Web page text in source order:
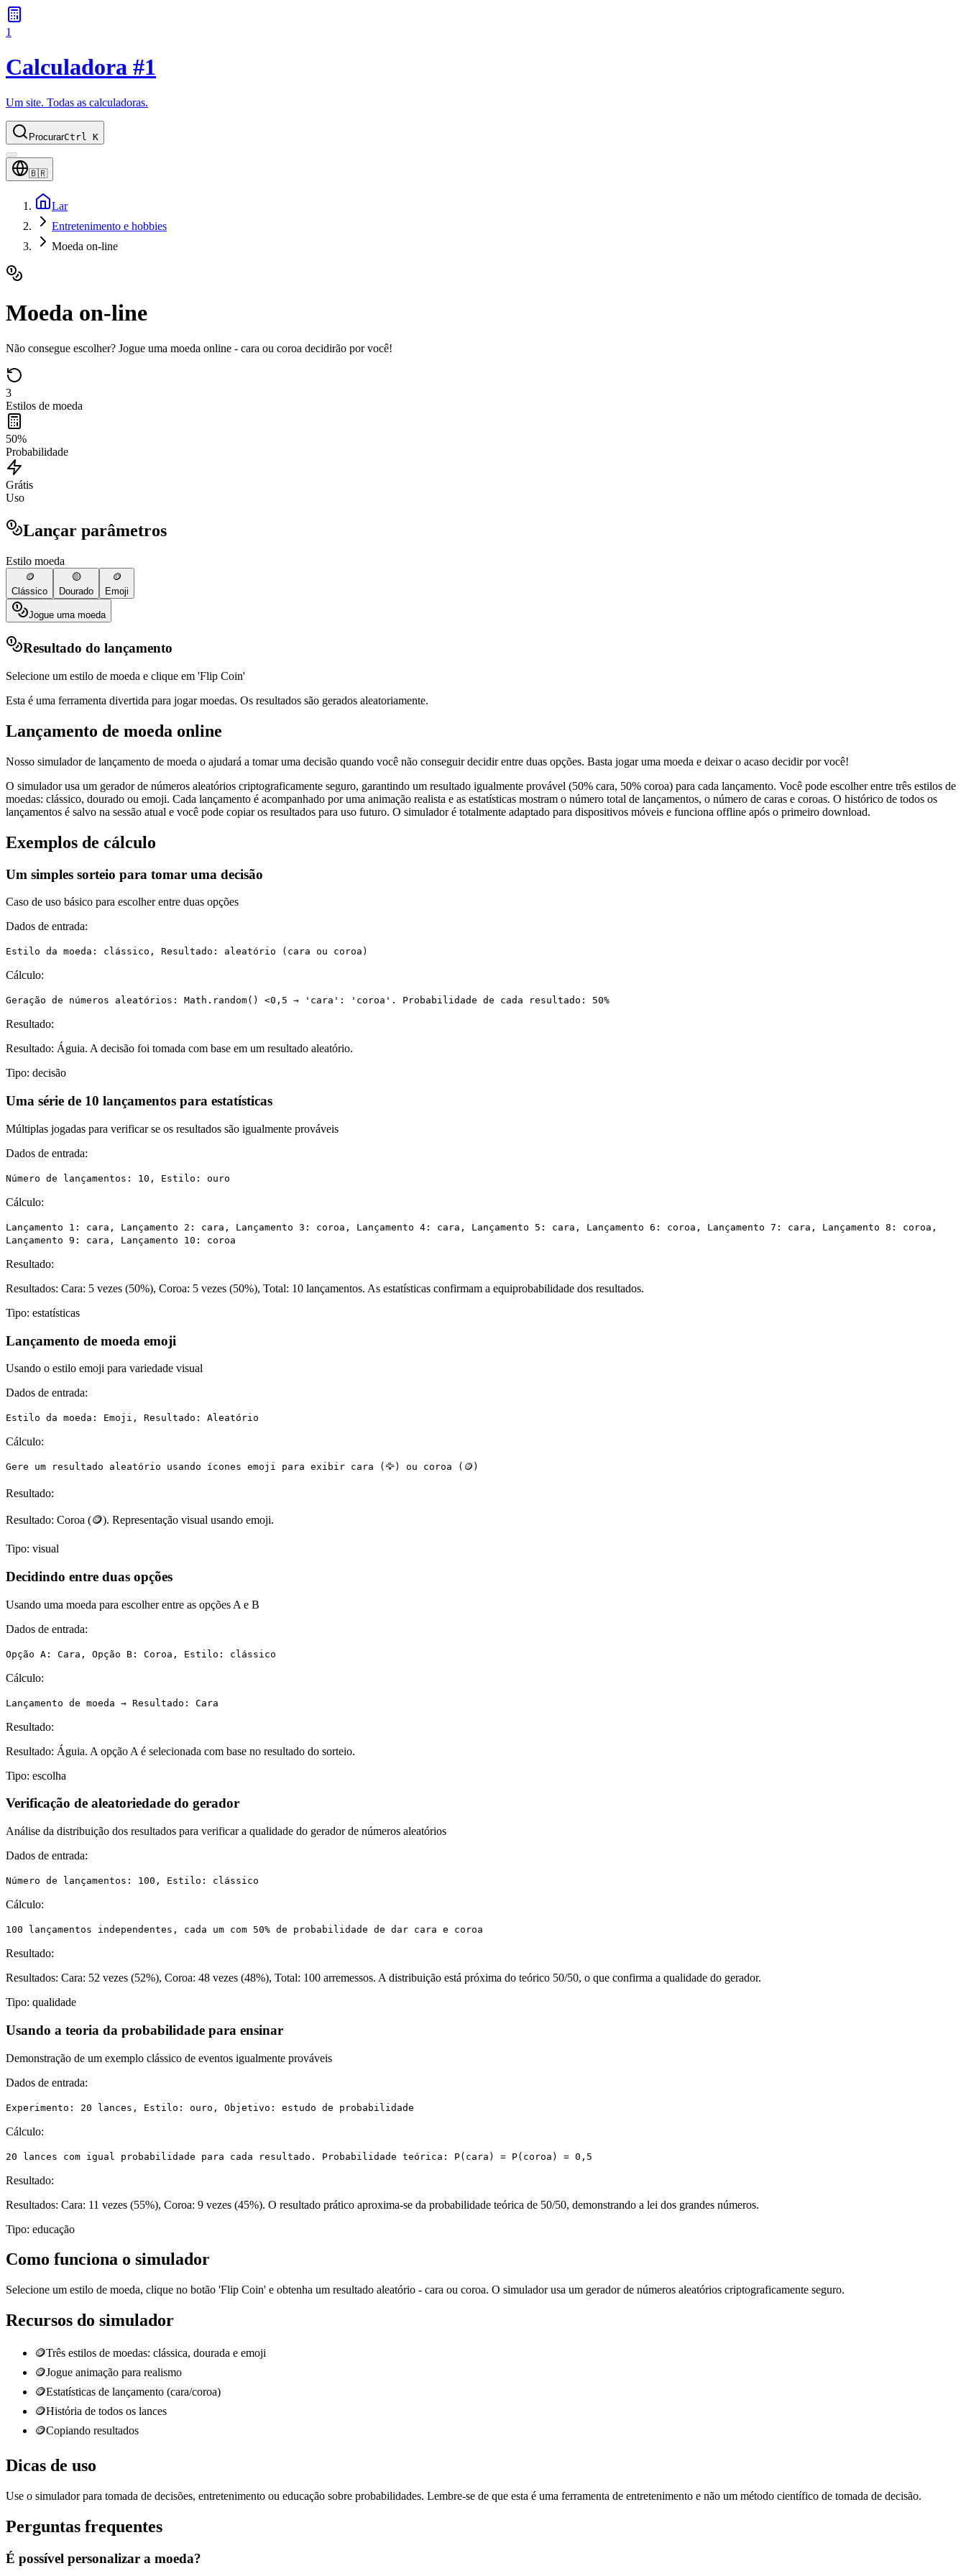
1
Calculadora #1
Um site. Todas as calculadoras.
ProcurarCtrl K
🇧🇷
Lar
Entretenimento e hobbies
Moeda on-line
Moeda on-line
Não consegue escolher? Jogue uma moeda online - cara ou coroa decidirão por você!
3
Estilos de moeda
50%
Probabilidade
Grátis
Uso
Lançar parâmetros
Estilo moeda
🪙
Clássico
🟡
Dourado
🪙
Emoji
Jogue uma moeda
Resultado do lançamento
Selecione um estilo de moeda e clique em 'Flip Coin'
Esta é uma ferramenta divertida para jogar moedas. Os resultados são gerados aleatoriamente.
Lançamento de moeda online
Nosso simulador de lançamento de moeda o ajudará a tomar uma decisão quando você não conseguir decidir entre duas opções. Basta jogar uma moeda e deixar o acaso decidir por você!
O simulador usa um gerador de números aleatórios criptograficamente seguro, garantindo um resultado igualmente provável (50% cara, 50% coroa) para cada lançamento. Você pode escolher entre três estilos de
moedas: clássico, dourado ou emoji. Cada lançamento é acompanhado por uma animação realista e as estatísticas mostram o número total de lançamentos, o número de caras e coroas. O histórico de todos os
lançamentos é salvo na sessão atual e você pode copiar os resultados para uso futuro. O simulador é totalmente adaptado para dispositivos móveis e funciona offline após o primeiro download.
Exemplos de cálculo
Um simples sorteio para tomar uma decisão
Caso de uso básico para escolher entre duas opções
Dados de entrada:
Estilo da moeda: clássico, Resultado: aleatório (cara ou coroa)
Cálculo:
Geração de números aleatórios: Math.random() <0,5 → 'cara': 'coroa'. Probabilidade de cada resultado: 50%
Resultado:
Resultado: Águia. A decisão foi tomada com base em um resultado aleatório.
Tipo: decisão
Uma série de 10 lançamentos para estatísticas
Múltiplas jogadas para verificar se os resultados são igualmente prováveis
Dados de entrada:
Número de lançamentos: 10, Estilo: ouro
Cálculo:
Lançamento 1: cara, Lançamento 2: cara, Lançamento 3: coroa, Lançamento 4: cara, Lançamento 5: cara, Lançamento 6: coroa, Lançamento 7: cara, Lançamento 8: coroa,
Lançamento 9: cara, Lançamento 10: coroa
Resultado:
Resultados: Cara: 5 vezes (50%), Coroa: 5 vezes (50%), Total: 10 lançamentos. As estatísticas confirmam a equiprobabilidade dos resultados.
Tipo: estatísticas
Lançamento de moeda emoji
Usando o estilo emoji para variedade visual
Dados de entrada:
Estilo da moeda: Emoji, Resultado: Aleatório
Cálculo:
Gere um resultado aleatório usando ícones emoji para exibir cara (🦅) ou coroa (🪙)
Resultado:
Resultado: Coroa (🪙). Representação visual usando emoji.
Tipo: visual
Decidindo entre duas opções
Usando uma moeda para escolher entre as opções A e B
Dados de entrada:
Opção A: Cara, Opção B: Coroa, Estilo: clássico
Cálculo:
Lançamento de moeda → Resultado: Cara
Resultado:
Resultado: Águia. A opção A é selecionada com base no resultado do sorteio.
Tipo: escolha
Verificação de aleatoriedade do gerador
Análise da distribuição dos resultados para verificar a qualidade do gerador de números aleatórios
Dados de entrada:
Número de lançamentos: 100, Estilo: clássico
Cálculo:
100 lançamentos independentes, cada um com 50% de probabilidade de dar cara e coroa
Resultado:
Resultados: Cara: 52 vezes (52%), Coroa: 48 vezes (48%), Total: 100 arremessos. A distribuição está próxima do teórico 50/50, o que confirma a qualidade do gerador.
Tipo: qualidade
Usando a teoria da probabilidade para ensinar
Demonstração de um exemplo clássico de eventos igualmente prováveis
Dados de entrada:
Experimento: 20 lances, Estilo: ouro, Objetivo: estudo de probabilidade
Cálculo:
20 lances com igual probabilidade para cada resultado. Probabilidade teórica: P(cara) = P(coroa) = 0,5
Resultado:
Resultados: Cara: 11 vezes (55%), Coroa: 9 vezes (45%). O resultado prático aproxima-se da probabilidade teórica de 50/50, demonstrando a lei dos grandes números.
Tipo: educação
Como funciona o simulador
Selecione um estilo de moeda, clique no botão 'Flip Coin' e obtenha um resultado aleatório - cara ou coroa. O simulador usa um gerador de números aleatórios criptograficamente seguro.
Recursos do simulador
🪙Três estilos de moedas: clássica, dourada e emoji
🪙Jogue animação para realismo
🪙Estatísticas de lançamento (cara/coroa)
🪙História de todos os lances
🪙Copiando resultados
Dicas de uso
Use o simulador para tomada de decisões, entretenimento ou educação sobre probabilidades. Lembre-se de que esta é uma ferramenta de entretenimento e não um método científico de tomada de decisão.
Perguntas frequentes
É possível personalizar a moeda?